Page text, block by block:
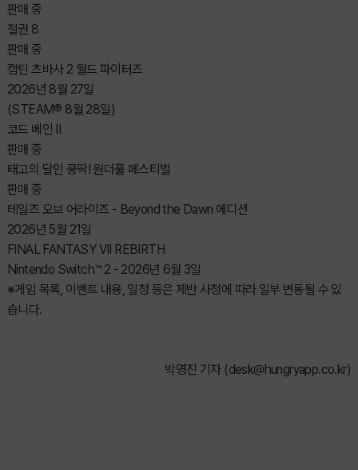
판매 중
철권 8
판매 중
캡틴 츠바사 2 월드 파이터즈
2026년 8월 27일
(STEAM® 8월 28일)
코드 베인 II
판매 중
태고의 달인 쿵딱! 원더풀 페스티벌
판매 중
테일즈 오브 어라이즈 - Beyond the Dawn 에디션
2026년 5월 21일
FINAL FANTASY VII REBIRTH
Nintendo Switch™ 2 - 2026년 6월 3일
※게임 목록, 이벤트 내용, 일정 등은 제반 사정에 따라 일부 변동될 수 있
습니다.
박영진 기자 (desk@hungryapp.co.kr)